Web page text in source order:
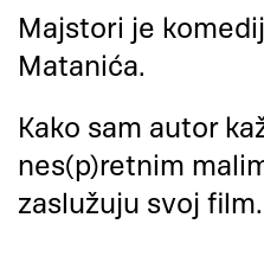
Majstori je
Matanića.
Kako sam autor
nes(p)retnim
zaslužuju svoj film.